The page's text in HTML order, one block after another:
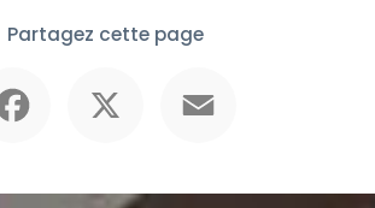
Partagez cette page